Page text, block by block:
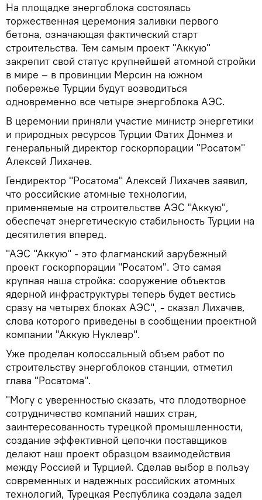
На площадке энергоблока состоялась
торжественная церемония заливки первого
бетона, означающая фактический старт
строительства. Тем самым проект "Аккую"
закрепит свой статус крупнейшей атомной стройки
в мире – в провинции Мерсин на южном
побережье Турции будут возводиться
одновременно все четыре энергоблока АЭС.
В церемонии приняли участие министр энергетики
и природных ресурсов Турции Фатих Донмез и
генеральный директор госкорпорации "Росатом"
Алексей Лихачев.
Гендиректор "Росатома" Алексей Лихачев заявил,
что российские атомные технологии,
применяемые на строительстве АЭС "Аккую",
обеспечат энергетическую стабильность Турции на
десятилетия вперед.
"АЭС "Аккую" - это флагманский зарубежный
проект госкорпорации "Росатом". Это самая
крупная наша стройка: сооружение объектов
ядерной инфраструктуры теперь будет вестись
сразу на четырех блоках АЭС", - сказал Лихачев,
слова которого приведены в сообщении проектной
компании "Аккую Нуклеар".
Уже проделан колоссальный объем работ по
строительству энергоблоков станции, отметил
глава "Росатома".
"Могу с уверенностью сказать, что плодотворное
сотрудничество компаний наших стран,
заинтересованность турецкой промышленности,
создание эффективной цепочки поставщиков
делают наш проект образцом взаимодействия
между Россией и Турцией. Сделав выбор в пользу
современных и надежных российских атомных
технологий, Турецкая Республика создала задел